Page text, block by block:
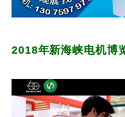
2018年新海峡电机博